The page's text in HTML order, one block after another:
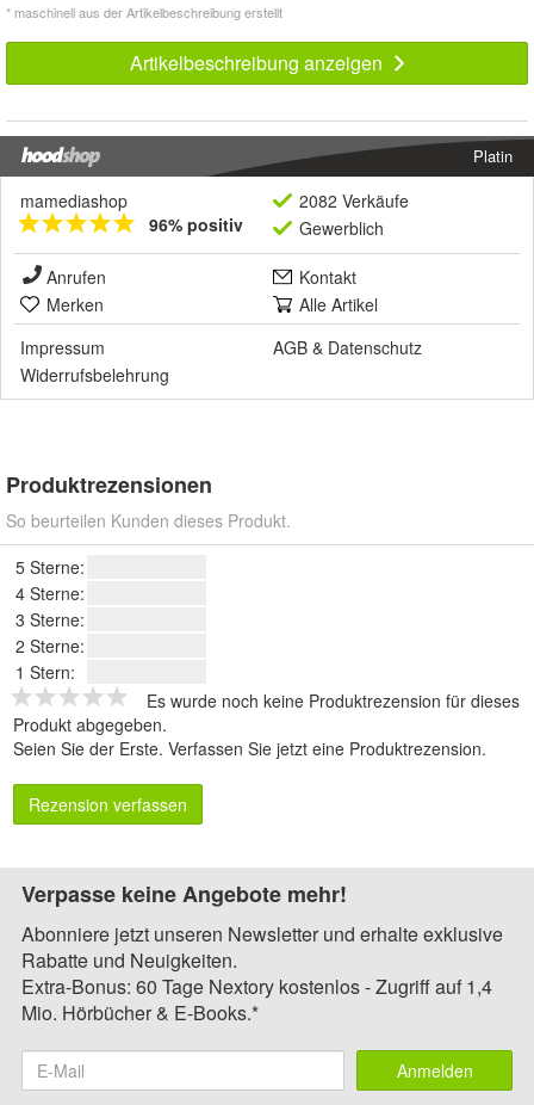
* maschinell aus der Artikelbeschreibung erstellt
Artikelbeschreibung anzeigen
Platin
mamediashop
96% positiv
2082 Verkäufe
Gewerblich
Anrufen
Kontakt
Merken
Alle Artikel
Impressum
AGB & Datenschutz
Widerrufsbelehrung
Produktrezensionen
So beurteilen Kunden dieses Produkt.
5 Sterne:
4 Sterne:
3 Sterne:
2 Sterne:
1 Stern:
Es wurde noch keine Produktrezension für dieses
Produkt abgegeben.
Seien Sie der Erste. Verfassen Sie jetzt eine Produktrezension.
Rezension verfassen
Verpasse keine Angebote mehr!
Abonniere jetzt unseren Newsletter und erhalte exklusive
Rabatte und Neuigkeiten.
Extra-Bonus: 60 Tage Nextory kostenlos - Zugriff auf 1,4
Mio. Hörbücher & E-Books.*
Anmelden